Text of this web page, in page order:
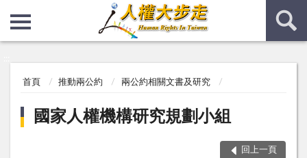
首頁 推動兩公約 兩公約相關文書及研究
國家人權機構研究規劃小組
回上一頁